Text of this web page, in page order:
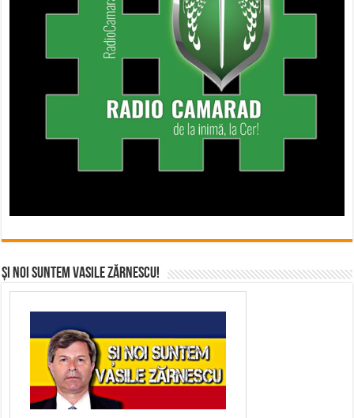
Și noi suntem Vasile Zărnescu!